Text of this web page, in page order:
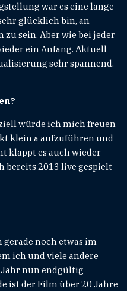
war es eine lange
glücklich bin, an
sein. Aber wie bei jeder
ein Anfang. Aktuell
sehr spannend.
würde ich mich freuen
klein a aufzuführen und
klappt es auch wieder
bereits 2013 live gespielt
noch etwas im
ich und viele andere
Jahr nun endgültig
ist der Film über 20 Jahre